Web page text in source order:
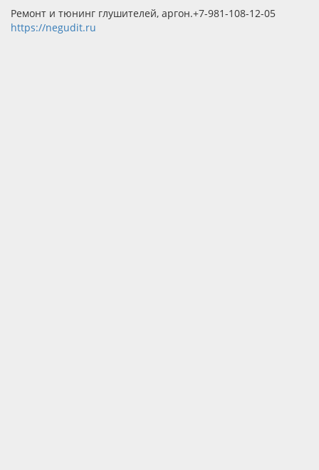
Ремонт и тюнинг глушителей, аргон.+7-981-108-12-05
https://negudit.ru